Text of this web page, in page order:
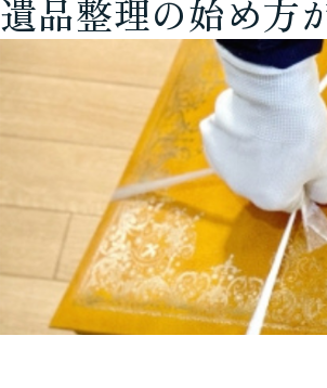
遺品整理の始め方